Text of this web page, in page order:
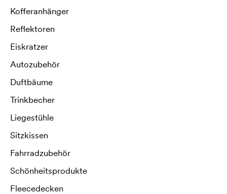
Kofferanhänger
Reflektoren
Eiskratzer
Autozubehör
Duftbäume
Trinkbecher
Liegestühle
Sitzkissen
Fahrradzubehör
Schönheitsprodukte
Fleecedecken